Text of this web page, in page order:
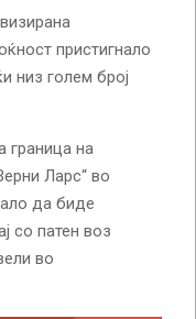
пристигнало
низ голем број
граница на
Ларс“ во
да биде
со патен воз
во